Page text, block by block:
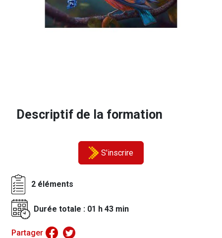
Descriptif de la formation
2 éléments
Durée totale : 01 h 43 min
Partager
S'inscrire